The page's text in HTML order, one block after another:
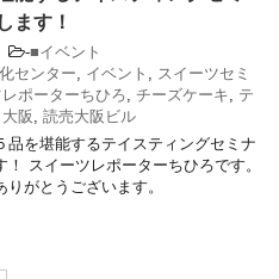
ます！
-■イベント
センター, イベント , スイーツセミ
ポーターちひろ , チーズケーキ, テ
大阪 , 読売大阪ビル
品を堪能するテイスティングセミナ
！ スイーツレポーターちひろです。
がとうございます。